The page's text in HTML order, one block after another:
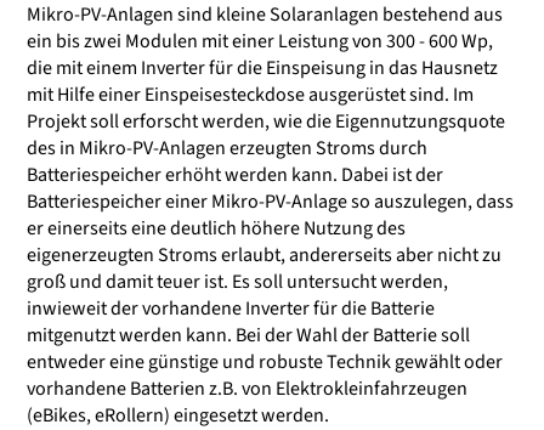
Mikro-PV-Anlagen sind kleine Solaranlagen bestehend aus
ein bis zwei Modulen mit einer Leistung von 300 - 600 Wp,
die mit einem Inverter für die Einspeisung in das Hausnetz
mit Hilfe einer Einspeisesteckdose ausgerüstet sind. Im
Projekt soll erforscht werden, wie die Eigennutzungsquote
des in Mikro-PV-Anlagen erzeugten Stroms durch
Batteriespeicher erhöht werden kann. Dabei ist der
Batteriespeicher einer Mikro-PV-Anlage so auszulegen, dass
er einerseits eine deutlich höhere Nutzung des
eigenerzeugten Stroms erlaubt, andererseits aber nicht zu
groß und damit teuer ist. Es soll untersucht werden,
inwieweit der vorhandene Inverter für die Batterie
mitgenutzt werden kann. Bei der Wahl der Batterie soll
entweder eine günstige und robuste Technik gewählt oder
vorhandene Batterien z.B. von Elektrokleinfahrzeugen
(eBikes, eRollern) eingesetzt werden.